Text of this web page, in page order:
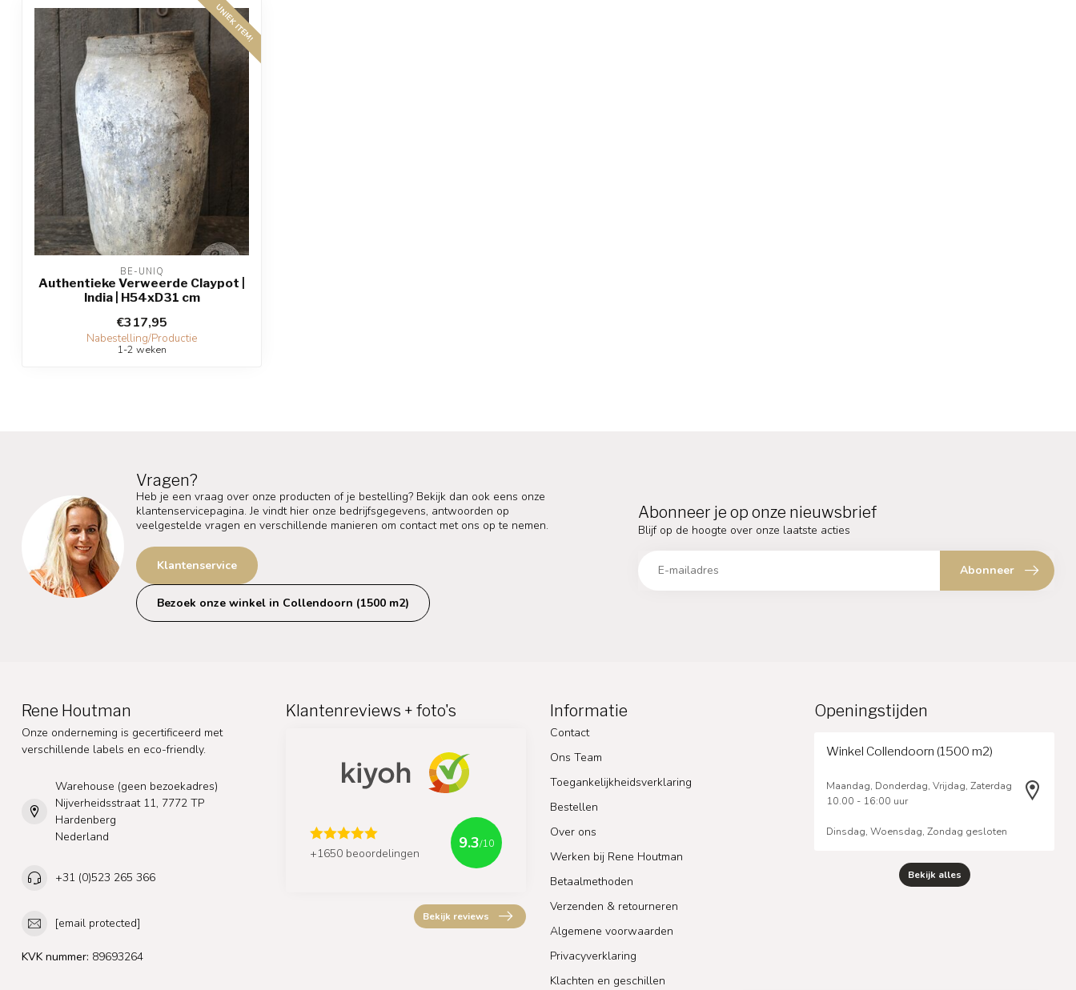
UNIEK ITEM!
BE-UNIQ
Authentieke Verweerde Claypot |
India | H54xD31 cm
€317,95
Nabestelling/Productie
1-2 weken
Vragen?
Heb je een vraag over onze producten of je bestelling? Bekijk dan ook eens onze
klantenservicepagina. Je vindt hier onze bedrijfsgegevens, antwoorden op
veelgestelde vragen en verschillende manieren om contact met ons op te nemen.
Klantenservice
Bezoek onze winkel in Collendoorn (1500 m2)
Abonneer je op onze nieuwsbrief
Blijf op de hoogte over onze laatste acties
Abonneer
Rene Houtman
Onze onderneming is gecertificeerd met
verschillende labels en eco-friendly.
Warehouse (geen bezoekadres)
Nijverheidsstraat 11, 7772 TP
Hardenberg
Nederland
+31 (0)523 265 366
[email protected]
KVK nummer: 89693264
Klantenreviews + foto's
+1650 beoordelingen
9.3/10
Bekijk reviews
Informatie
Contact
Ons Team
Toegankelijkheidsverklaring
Bestellen
Over ons
Werken bij Rene Houtman
Betaalmethoden
Verzenden & retourneren
Algemene voorwaarden
Privacyverklaring
Klachten en geschillen
Openingstijden
Winkel Collendoorn (1500 m2)
Maandag, Donderdag, Vrijdag, Zaterdag
10.00 - 16:00 uur
Dinsdag, Woensdag, Zondag gesloten
Bekijk alles